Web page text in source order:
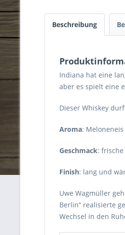
Beschreibung
Indiana hat eine
aber es spielt eine
Dieser Whiskey
Aroma:
Geschmack:
Finish: lang und
Uwe Wagmüller
Berlin“ realisierte
Wechsel in den